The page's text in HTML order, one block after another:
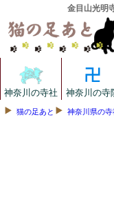
金目山光明
神奈川の寺社 神奈川の寺
猫の足あと 神奈川県の寺